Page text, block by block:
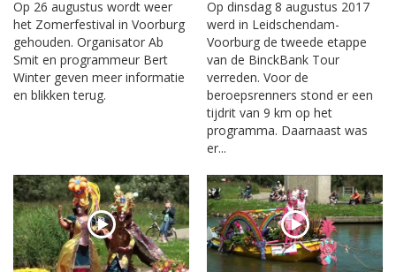
Op 26 augustus wordt weer
het Zomerfestival in Voorburg
gehouden. Organisator Ab
Smit en programmeur Bert
Winter geven meer informatie
en blikken terug.
Op dinsdag 8 augustus 2017
werd in Leidschendam-
Voorburg de tweede etappe
van de BinckBank Tour
verreden. Voor de
beroepsrenners stond er een
tijdrit van 9 km op het
programma. Daarnaast was
er...